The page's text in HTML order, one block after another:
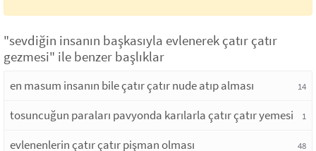
"sevdiğin insanın başkasıyla evlenerek çatır çatır
gezmesi" ile benzer başlıklar
en masum insanın bile çatır çatır nude atıp alması 14
tosuncuğun paraları pavyonda karılarla çatır çatır yemesi 1
evlenenlerin çatır çatır pişman olması 48